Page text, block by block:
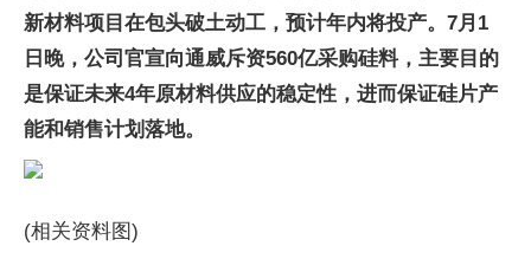
新材料项目在包头破土动工，预计年内将投产。7月1
日晚，公司官宣向通威斥资560亿采购硅料，主要目的
是保证未来4年原材料供应的稳定性，进而保证硅片产
能和销售计划落地。
(相关资料图)